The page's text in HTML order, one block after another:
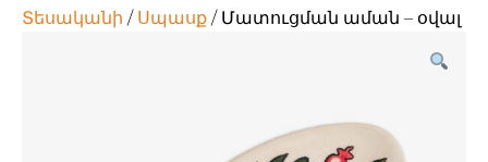
Տեսականի / Սպասք / Մատուցման աման – օվալ